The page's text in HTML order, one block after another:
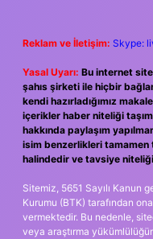
Reklam ve İletişim: Skype:
Yasal Uyarı: Bu internet
şahıs şirketi ile hiçbir
kendi hazırladığımız
içerikler haber niteliği
hakkında paylaşım
isim benzerlikleri
halindedir ve tavsiye
Sitemiz, 5651 Sayılı Kanun
Kurumu (BTK) tarafından
vermektedir. Bu nedenle,
veya araştırma